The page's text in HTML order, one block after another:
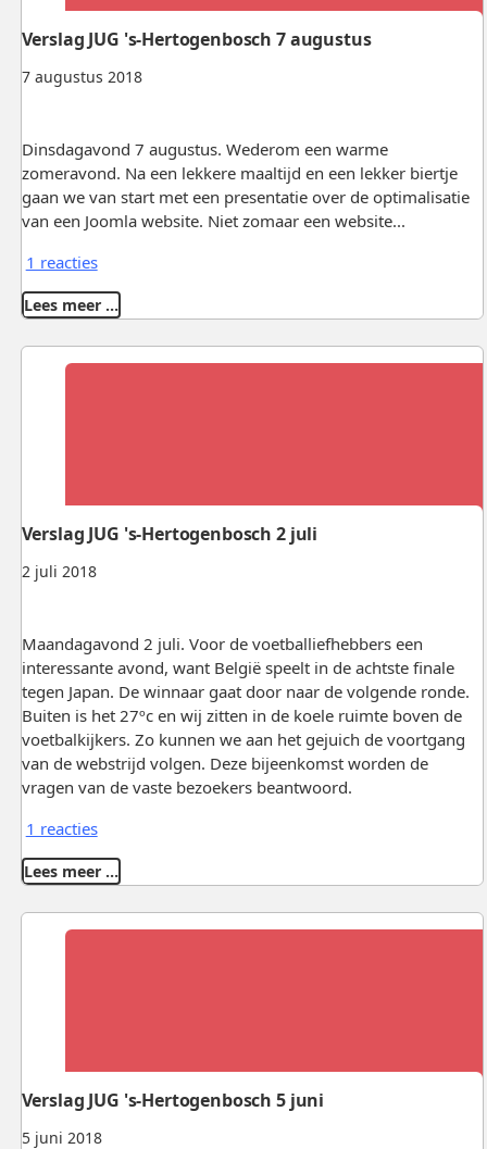
7 augustus 2018
Verslag JUG 's-Hertogenbosch 7 augustus
Dinsdagavond 7 augustus. Wederom een warme
zomeravond. Na een lekkere maaltijd en een lekker biertje
gaan we van start met een presentatie over de optimalisatie
van een Joomla website. Niet zomaar een website...
1 reacties
Lees meer …
2 juli 2018
Verslag JUG 's-Hertogenbosch 2 juli
Maandagavond 2 juli. Voor de voetballiefhebbers een
interessante avond, want België speelt in de achtste finale
tegen Japan. De winnaar gaat door naar de volgende ronde.
Buiten is het 27ºc en wij zitten in de koele ruimte boven de
voetbalkijkers. Zo kunnen we aan het gejuich de voortgang
van de webstrijd volgen. Deze bijeenkomst worden de
vragen van de vaste bezoekers beantwoord.
1 reacties
Lees meer …
5 juni 2018
Verslag JUG 's-Hertogenbosch 5 juni